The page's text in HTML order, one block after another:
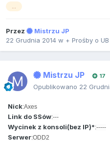
...
Przez
Mistrzu JP
22 Grudnia 2014 w + Prośby o UB
Mistrzu JP 17
Opublikowano 22
Nick:Axes
Link do SSów:---
Wycinek z konsoli(bez IP)*:-----
Serwer:ODD2